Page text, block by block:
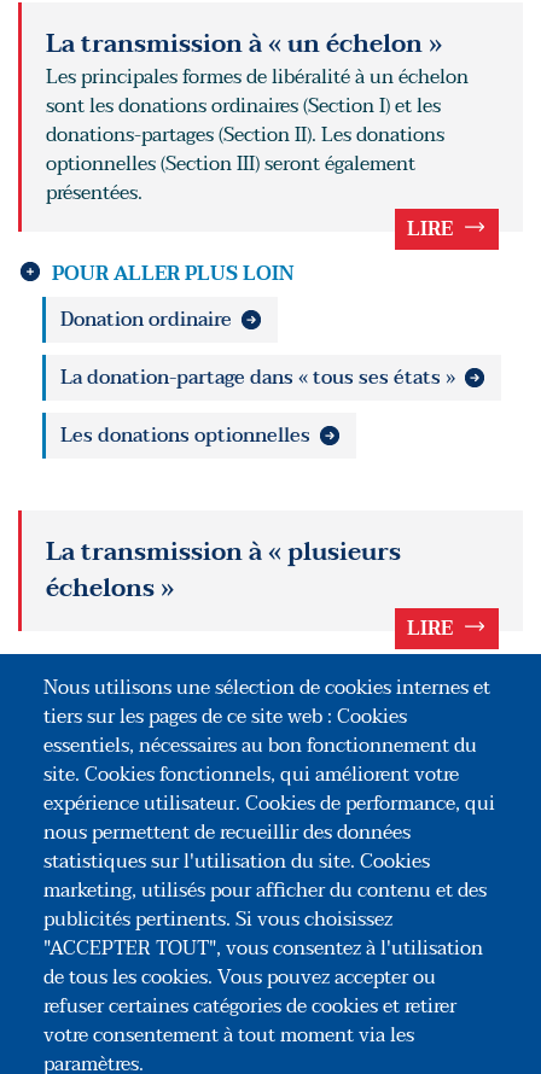
La transmission à « un échelon »
Les principales formes de libéralité à un échelon
sont les donations ordinaires (Section I) et les
donations-partages (Section II). Les donations
optionnelles (Section III) seront également
présentées.
LIRE
POUR ALLER PLUS LOIN
Donation ordinaire
La donation-partage dans « tous ses états »
Les donations optionnelles
La transmission à « plusieurs
échelons »
LIRE
POUR ALLER PLUS LOIN
Donation ou donation-partage
graduelle/résiduelle
Donation-partage transgénérationnelle
(réincorporant ou non)
Nous utilisons une sélection de cookies internes et
tiers sur les pages de ce site web : Cookies
essentiels, nécessaires au bon fonctionnement du
site. Cookies fonctionnels, qui améliorent votre
expérience utilisateur. Cookies de performance, qui
nous permettent de recueillir des données
statistiques sur l'utilisation du site. Cookies
marketing, utilisés pour afficher du contenu et des
publicités pertinents. Si vous choisissez
"ACCEPTER TOUT", vous consentez à l'utilisation
de tous les cookies. Vous pouvez accepter ou
refuser certaines catégories de cookies et retirer
votre consentement à tout moment via les
paramètres.
Association Congrès des Notaires de France